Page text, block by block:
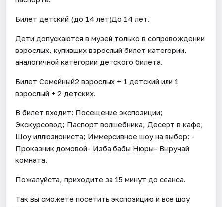
Билет детский (до 14 лет)До 14 лет.
Дети допускаются в музей только в сопровождении
взрослых, купивших взрослый билет категории,
аналогичной категории детского билета.
Билет Семейный2 взрослых + 1 детский или 1
взрослый + 2 детских.
В билет входит: Посещение экспозиции;
Экскурсовод; Паспорт волшебника; Десерт в кафе;
Шоу иллюзиониста; Иммерсивное шоу на выбор: -
Проказник домовой- Изба бабы Нюры- Выручай
комната.
Пожалуйста, приходите за 15 минут до сеанса.
Так вы сможете посетить экспозицию и все шоу